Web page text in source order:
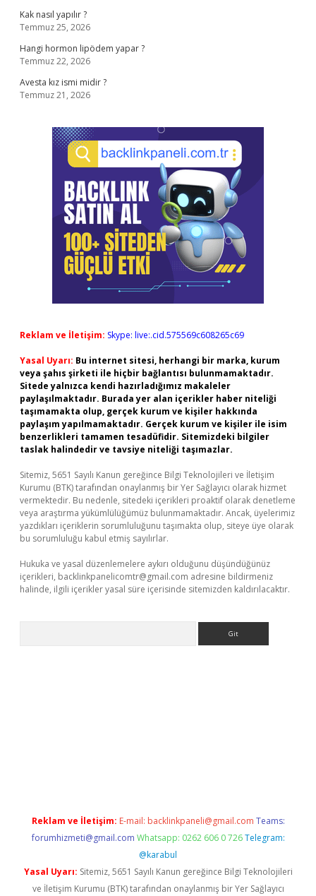
Kak nasıl yapılır ?
Temmuz 25, 2026
Hangi hormon lipödem yapar ?
Temmuz 22, 2026
Avesta kız ismi midir ?
Temmuz 21, 2026
Reklam ve İletişim: Skype: live:.cid.575569c608265c69
Yasal Uyarı: Bu internet sitesi, herhangi bir marka, kurum
veya şahıs şirketi ile hiçbir bağlantısı bulunmamaktadır.
Sitede yalnızca kendi hazırladığımız makaleler
paylaşılmaktadır. Burada yer alan içerikler haber niteliği
taşımamakta olup, gerçek kurum ve kişiler hakkında
paylaşım yapılmamaktadır. Gerçek kurum ve kişiler ile isim
benzerlikleri tamamen tesadüfidir. Sitemizdeki bilgiler
taslak halindedir ve tavsiye niteliği taşımazlar.
Sitemiz, 5651 Sayılı Kanun gereğince Bilgi Teknolojileri ve İletişim
Kurumu (BTK) tarafından onaylanmış bir Yer Sağlayıcı olarak hizmet
vermektedir. Bu nedenle, sitedeki içerikleri proaktif olarak denetleme
veya araştırma yükümlülüğümüz bulunmamaktadır. Ancak, üyelerimiz
yazdıkları içeriklerin sorumluluğunu taşımakta olup, siteye üye olarak
bu sorumluluğu kabul etmiş sayılırlar.
Hukuka ve yasal düzenlemelere aykırı olduğunu düşündüğünüz
içerikleri, backlinkpanelicomtr@gmail.com adresine bildirmeniz
halinde, ilgili içerikler yasal süre içerisinde sitemizden kaldırılacaktır.
Reklam ve İletişim: E-mail: backlinkpaneli@gmail.com Teams:
forumhizmeti@gmail.com Whatsapp: 0262 606 0 726 Telegram:
@karabul
Yasal Uyarı: Sitemiz, 5651 Sayılı Kanun gereğince Bilgi Teknolojileri
ve İletişim Kurumu (BTK) tarafından onaylanmış bir Yer Sağlayıcı